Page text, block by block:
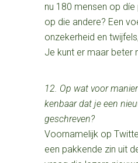
nu 180 mensen op
op die andere? Een
onzekerheid en
Je kunt er maar beter
12. Op wat voor
kenbaar dat je een
geschreven?
Voornamelijk op
een pakkende zin uit